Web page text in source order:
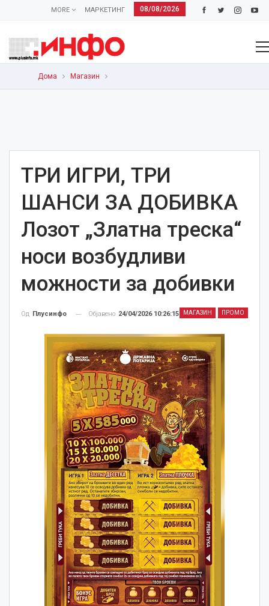
08/08/2026
МАРКЕТИНГ
MORE
Дома Магазин
ТРИ ИГРИ, ТРИ
ШАНСИ ЗА ДОБИВКА
Лозот „Златна треска“
носи возбудливи
можности за добивки
МАГАЗИН ПРОМО
Од Плусинфо Објавено 24/04/2026 10:26:15